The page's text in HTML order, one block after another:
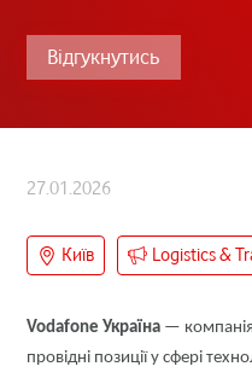
Відгукнутись
Київ Logistics &
27.01.2026
Vodafone Україна — компанія
провідні позиції у сфері